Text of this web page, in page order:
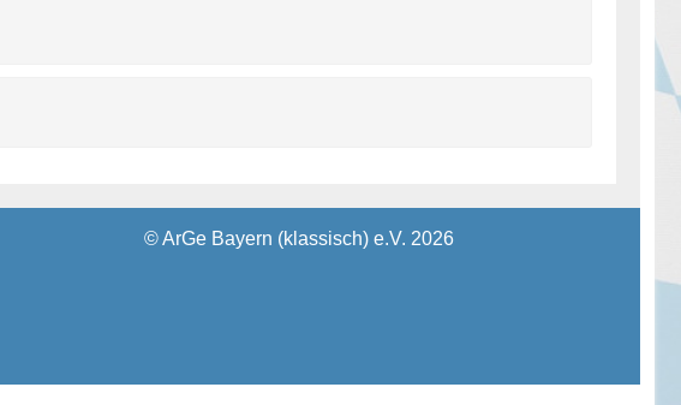
© ArGe Bayern (klassisch) e.V. 2026